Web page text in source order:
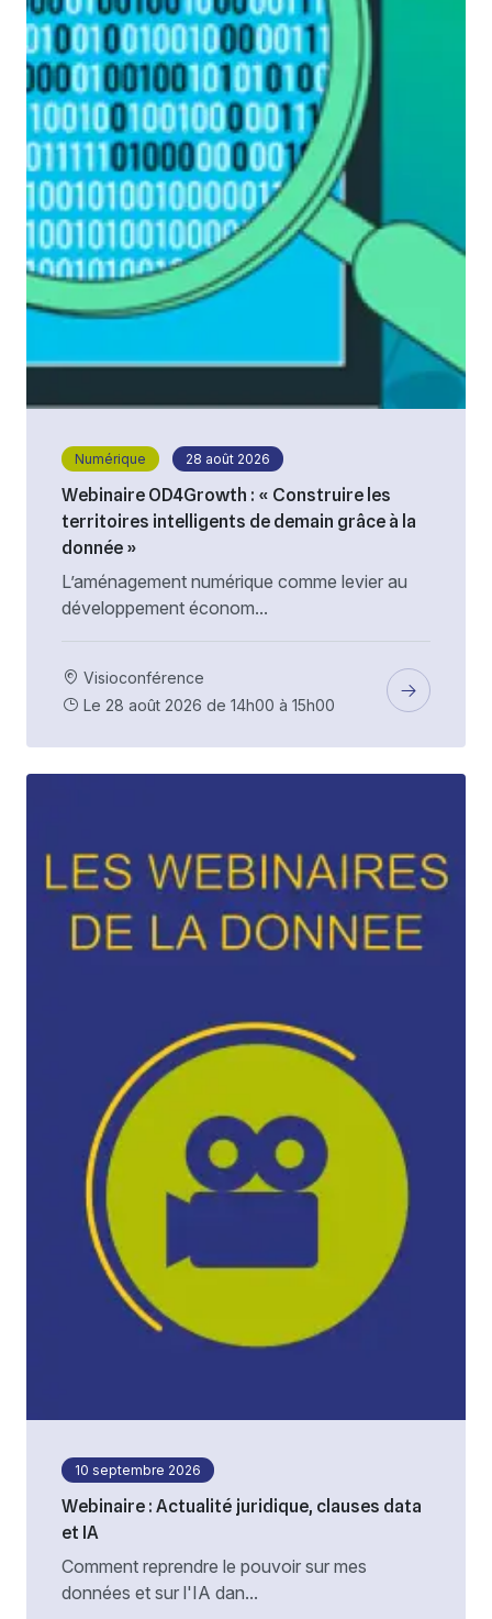
Numérique 28 août 2026
Webinaire OD4Growth : « Construire les
territoires intelligents de demain grâce à la
donnée »
L’aménagement numérique comme levier au
développement économ...
Visioconférence
Le 28 août 2026 de 14h00 à 15h00
10 septembre 2026
Webinaire : Actualité juridique, clauses data
et IA
Comment reprendre le pouvoir sur mes
données et sur l'IA dan...